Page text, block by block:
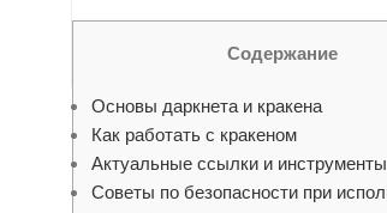
Содержание
Основы даркнета и кракена
Как работать с кракеном
Актуальные ссылки и инструменты
Советы по безопасности при